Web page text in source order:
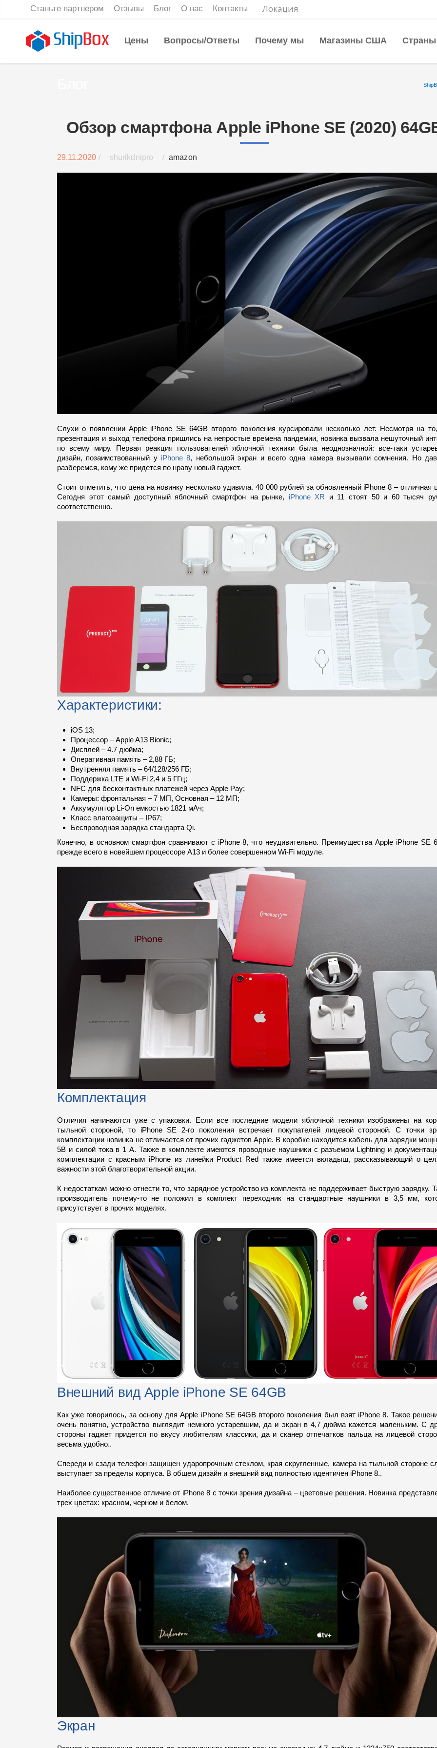
Станьте партнером Отзывы Блог О нас Контакты Локация
Цены Вопросы/Ответы Почему мы Магазины США Страны
Обзор смартфона Apple iPhone SE (2020)
29.11.2020 / shurikdnipro / amazon
Слухи о появлении Apple iPhone SE 64GB второго поколения курсировали несколько лет. Несмотря на
презентация и выход телефона пришлись на непростые времена пандемии, новинка вызвала нешуточный
по всему миру. Первая реакция пользователей яблочной техники была неоднозначной: все-таки
дизайн, позаимствованный у iPhone 8, небольшой экран и всего одна камера вызывали сомнения. Но
разберемся, кому же придется по нраву новый гаджет.
Стоит отметить, что цена на новинку несколько удивила. 40 000 рублей за обновленный iPhone 8 – отличная
Сегодня этот самый доступный яблочный смартфон на рынке, iPhone XR и 11 стоят 50 и 60 тысяч
соответственно.
Характеристики:
iOS 13;
Процессор – Apple A13 Bionic;
Дисплей – 4.7 дюйма;
Оперативная память – 2,88 ГБ;
Внутренняя память – 64/128/256 ГБ;
Поддержка LTE и Wi-Fi 2,4 и 5 ГГц;
NFC для бесконтактных платежей через Apple Pay;
Камеры: фронтальная – 7 МП, Основная – 12 МП;
Аккумулятор Li-On емкостью 1821 мАч;
Класс влагозащиты – IP67;
Беспроводная зарядка стандарта Qi.
Конечно, в основном смартфон сравнивают с iPhone 8, что неудивительно. Преимущества Apple iPhone SE
прежде всего в новейшем процессоре A13 и более совершенном Wi-Fi модуле.
Комплектация
Отличия начинаются уже с упаковки. Если все последние модели яблочной техники изображены на
тыльной стороной, то iPhone SE 2-го поколения встречает покупателей лицевой стороной. С точки
комплектации новинка не отличается от прочих гаджетов Apple. В коробке находится кабель для зарядки
5В и силой тока в 1 А. Также в комплекте имеются проводные наушники с разъемом Lightning и
комплектации с красным iPhone из линейки Product Red также имеется вкладыш, рассказывающий о
важности этой благотворительной акции.
К недостаткам можно отнести то, что зарядное устройство из комплекта не поддерживает быструю зарядку.
производитель почему-то не положил в комплект переходник на стандартные наушники в 3,5 мм,
присутствует в прочих моделях.
Внешний вид Apple iPhone SE 64GB
Как уже говорилось, за основу для Apple iPhone SE 64GB второго поколения был взят iPhone 8. Такое
очень понятно, устройство выглядит немного устаревшим, да и экран в 4,7 дюйма кажется маленьким. С
стороны гаджет придется по вкусу любителям классики, да и сканер отпечатков пальца на лицевой
весьма удобно..
Спереди и сзади телефон защищен ударопрочным стеклом, края скругленные, камера на тыльной стороне
выступает за пределы корпуса. В общем дизайн и внешний вид полностью идентичен iPhone 8..
Наиболее существенное отличие от iPhone 8 с точки зрения дизайна – цветовые решения. Новинка
трех цветах: красном, черном и белом.
Экран